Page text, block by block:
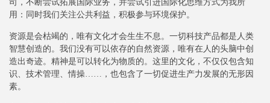
司，不断尝试拓展国际业务，并尝试引进国际化思维方式为我所
用：同时我们关注公共利益，积极参与环境保护。
资源是会枯竭的，唯有文化才会生生不息。一切科技产品都是人类
智慧创造的。我们没有可以依存的自然资源，唯有在人的头脑中创
造出奇迹。精神是可以转化为物质的。这里的文化，不仅仅包含知
识、技术管理、情操……，也包含了一切促进生产力发展的无形因
素。